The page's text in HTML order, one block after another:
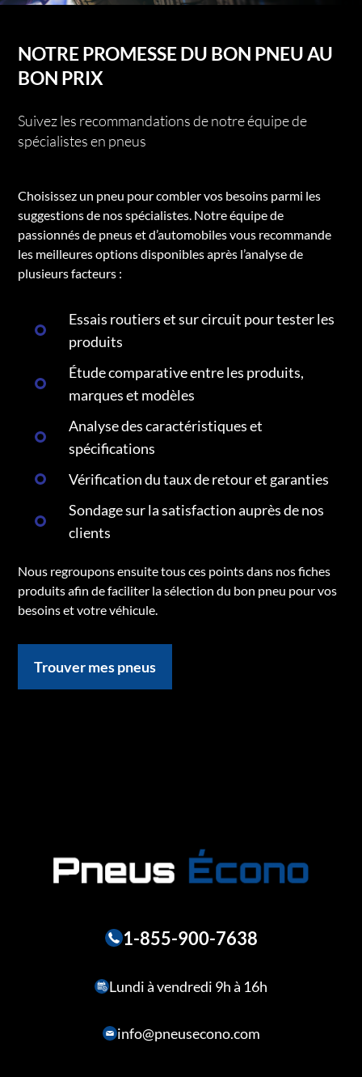
NOTRE PROMESSE DU BON PNEU AU
BON PRIX
Suivez les recommandations de notre équipe de
spécialistes en pneus
Choisissez un pneu pour combler vos besoins parmi les
suggestions de nos spécialistes. Notre équipe de
passionnés de pneus et d’automobiles vous recommande
les meilleures options disponibles après l’analyse de
plusieurs facteurs :
Essais routiers et sur circuit pour tester les
produits
Étude comparative entre les produits,
marques et modèles
Analyse des caractéristiques et
spécifications
Vérification du taux de retour et garanties
Sondage sur la satisfaction auprès de nos
clients
Nous regroupons ensuite tous ces points dans nos fiches
produits afin de faciliter la sélection du bon pneu pour vos
besoins et votre véhicule.
Trouver mes pneus
1-855-900-7638
Lundi à vendredi 9h à 16h
info@pneusecono.com